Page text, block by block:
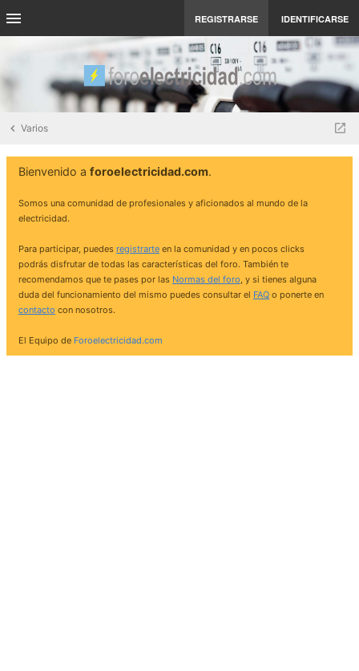
REGISTRARSE IDENTIFICARSE
Varios
Bienvenido a foroelectricidad.com.
Somos una comunidad de profesionales y aficionados al mundo de la
electricidad.
Para participar, puedes registrarte en la comunidad y en pocos clicks
podrás disfrutar de todas las características del foro. También te
recomendamos que te pases por las Normas del foro, y si tienes alguna
duda del funcionamiento del mismo puedes consultar el FAQ o ponerte en
contacto con nosotros.
El Equipo de Foroelectricidad.com